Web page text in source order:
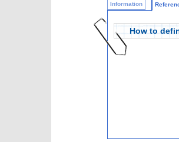
Information
How to